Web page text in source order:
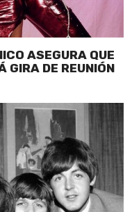
ASEGURA QUE
GIRA DE REUNIÓN